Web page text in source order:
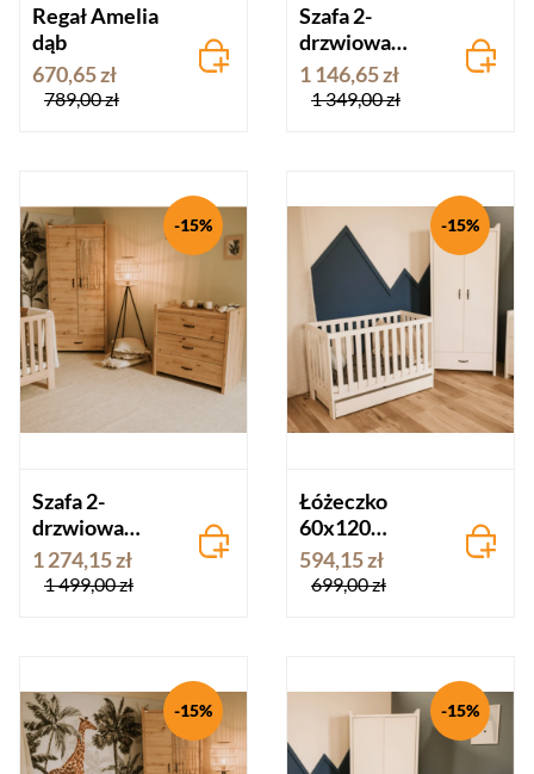
Regał Amelia
dąb
670,65 zł
789,00 zł
Szafa 2-
drzwiowa
AMELIA biel
1 146,65 zł
1 349,00 zł
Szafa 2-
drzwiowa
AMELIA dąb
1 274,15 zł
1 499,00 zł
-15%
Łóżeczko
60x120
AMELIA biel -
wersja II
594,15 zł
699,00 zł
-15%
-15% -15%